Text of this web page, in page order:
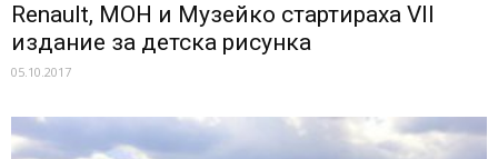
Renault, МОН и Музейко стартираха VII
издание за детска рисунка
05.10.2017